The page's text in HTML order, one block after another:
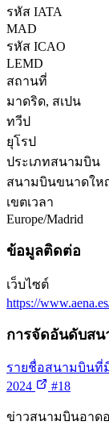
รหัส IATA
MAD
รหัส ICAO
LEMD
สถานที่
มาดริด, สเปน
ทวีป
ยุโรป
ประเภทสนามบิน
สนามบินขนาดให
เขตเวลา
Europe/Madrid
ข้อมูลติดต่อ
เว็บไซต์
https://
การจัดอันดับสน
รายชื่อสนามบินที่
2024
#18
ข่าวสนามบินอาด